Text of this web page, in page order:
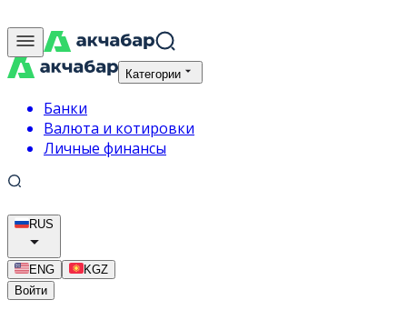
Категории
Банки
Валюта и котировки
Личные финансы
RUS
ENG
KGZ
Войти